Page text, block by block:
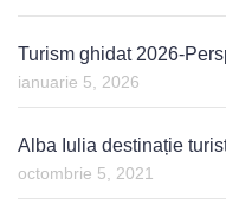
Turism ghidat 2026-
ianuarie 5, 2026
Alba Iulia destinație
octombrie 5, 2021